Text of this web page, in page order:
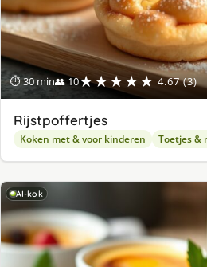
⏱ 30 min👥 10★★★★★ 4.67 (3)
Rijstpoffertjes
Koken met & voor kinderen Toetjes &
AI-kok